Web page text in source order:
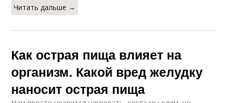
Читать дальше →
Как острая пища влияет на
организм. Какой вред желудку
наносит острая пища